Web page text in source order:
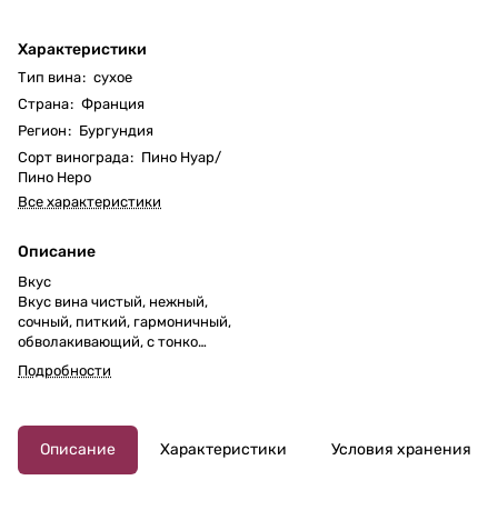
Характеристики
Тип вина: сухое
Страна: Франция
Регион: Бургундия
Сорт винограда: Пино Нуар/
Пино Неро
Все характеристики
Описание
Вкус
Вкус вина чистый, нежный,
сочный, питкий, гармоничный,
обволакивающий, с тонко
интегрированными танинами,
хорошей кислотностью, нотами
и пиона) и нюансами лакрицы в
продолжительном, богатом
Подробности
Описание Характеристики Условия хранения